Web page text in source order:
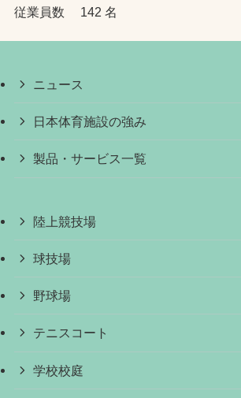
従業員数 142 名
ニュース
日本体育施設の強み
製品・サービス一覧
陸上競技場
球技場
野球場
テニスコート
学校校庭